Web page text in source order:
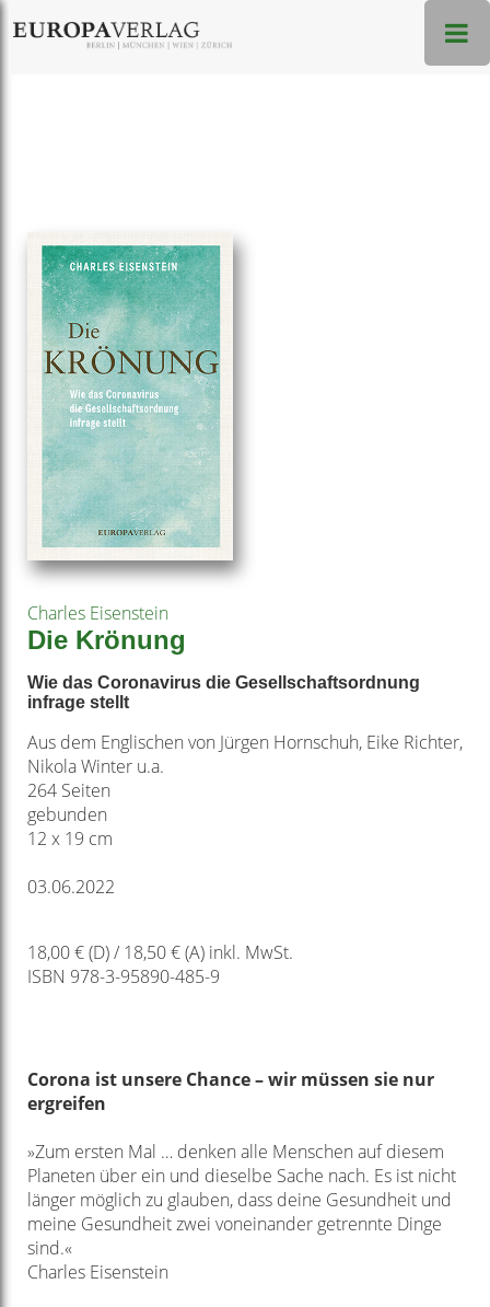
Charles Eisenstein
Die Krönung
Wie das Coronavirus die Gesellschaftsordnung
infrage stellt
Aus dem Englischen von Jürgen Hornschuh, Eike Richter,
Nikola Winter u.a.
264 Seiten
gebunden
12 x 19 cm
03.06.2022
18,00 € (D) / 18,50 € (A) inkl. MwSt.
ISBN 978-3-95890-485-9
Corona ist unsere Chance – wir müssen sie nur
ergreifen
»Zum ersten Mal … denken alle Menschen auf diesem
Planeten über ein und dieselbe Sache nach. Es ist nicht
länger möglich zu glauben, dass deine Gesundheit und
meine Gesundheit zwei voneinander getrennte Dinge
sind.«
Charles Eisenstein